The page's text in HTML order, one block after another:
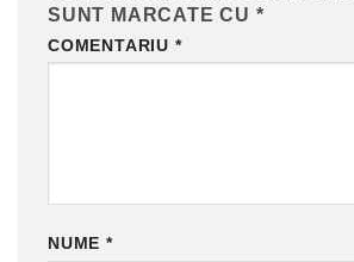
SUNT MARCATE CU *
COMENTARIU *
NUME *